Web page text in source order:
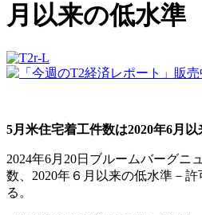
月以来の低水準
5月米住宅着工件数は2020年6月
2024年6月20日ブルームバーグニ
数、2020年６月以来の低水準－
る。